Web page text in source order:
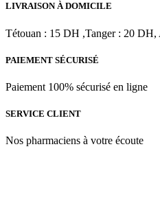
LIVRAISON À DOMICILE
Tétouan : 15 DH ,Tanger : 20
PAIEMENT SÉCURISÉ
Paiement 100% sécurisé en ligne
SERVICE CLIENT
Nos pharmaciens à votre écoute